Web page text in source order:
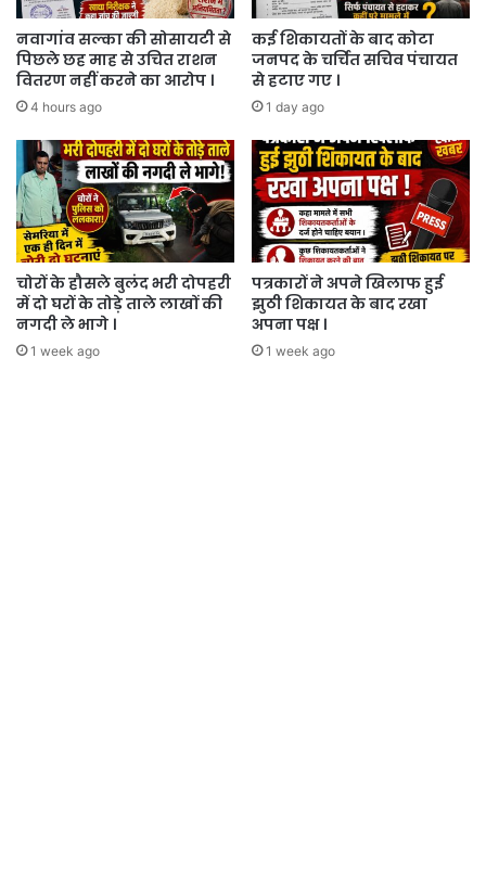
नवागांव सल्का की सोसायटी से
पिछले छह माह से उचित राशन
वितरण नहीं करने का आरोप ।
4 hours ago
कई शिकायतों के बाद कोटा
जनपद के चर्चित सचिव पंचायत
से हटाए गए ।
1 day ago
चोरों के हौसले बुलंद भरी दोपहरी
में दो घरों के तोड़े ताले लाखों की
नगदी ले भागे ।
1 week ago
पत्रकारों ने अपने खिलाफ हुई
झुठी शिकायत के बाद रखा
अपना पक्ष ।
1 week ago